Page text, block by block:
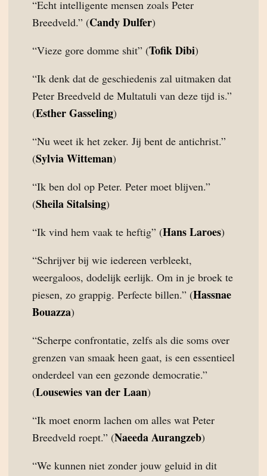
“Echt intelligente mensen zoals Peter
Breedveld.” (Candy Dulfer)
“Vieze gore domme shit” (Tofik Dibi)
“Ik denk dat de geschiedenis zal uitmaken dat
Peter Breedveld de Multatuli van deze tijd is.”
(Esther Gasseling)
“Nu weet ik het zeker. Jij bent de antichrist.”
(Sylvia Witteman)
“Ik ben dol op Peter. Peter moet blijven.”
(Sheila Sitalsing)
“Ik vind hem vaak te heftig” (Hans Laroes)
“Schrijver bij wie iedereen verbleekt,
weergaloos, dodelijk eerlijk. Om in je broek te
piesen, zo grappig. Perfecte billen.” (Hassnae
Bouazza)
“Scherpe confrontatie, zelfs als die soms over
grenzen van smaak heen gaat, is een essentieel
onderdeel van een gezonde democratie.”
(Lousewies van der Laan)
“Ik moet enorm lachen om alles wat Peter
Breedveld roept.” (Naeeda Aurangzeb)
“We kunnen niet zonder jouw geluid in dit